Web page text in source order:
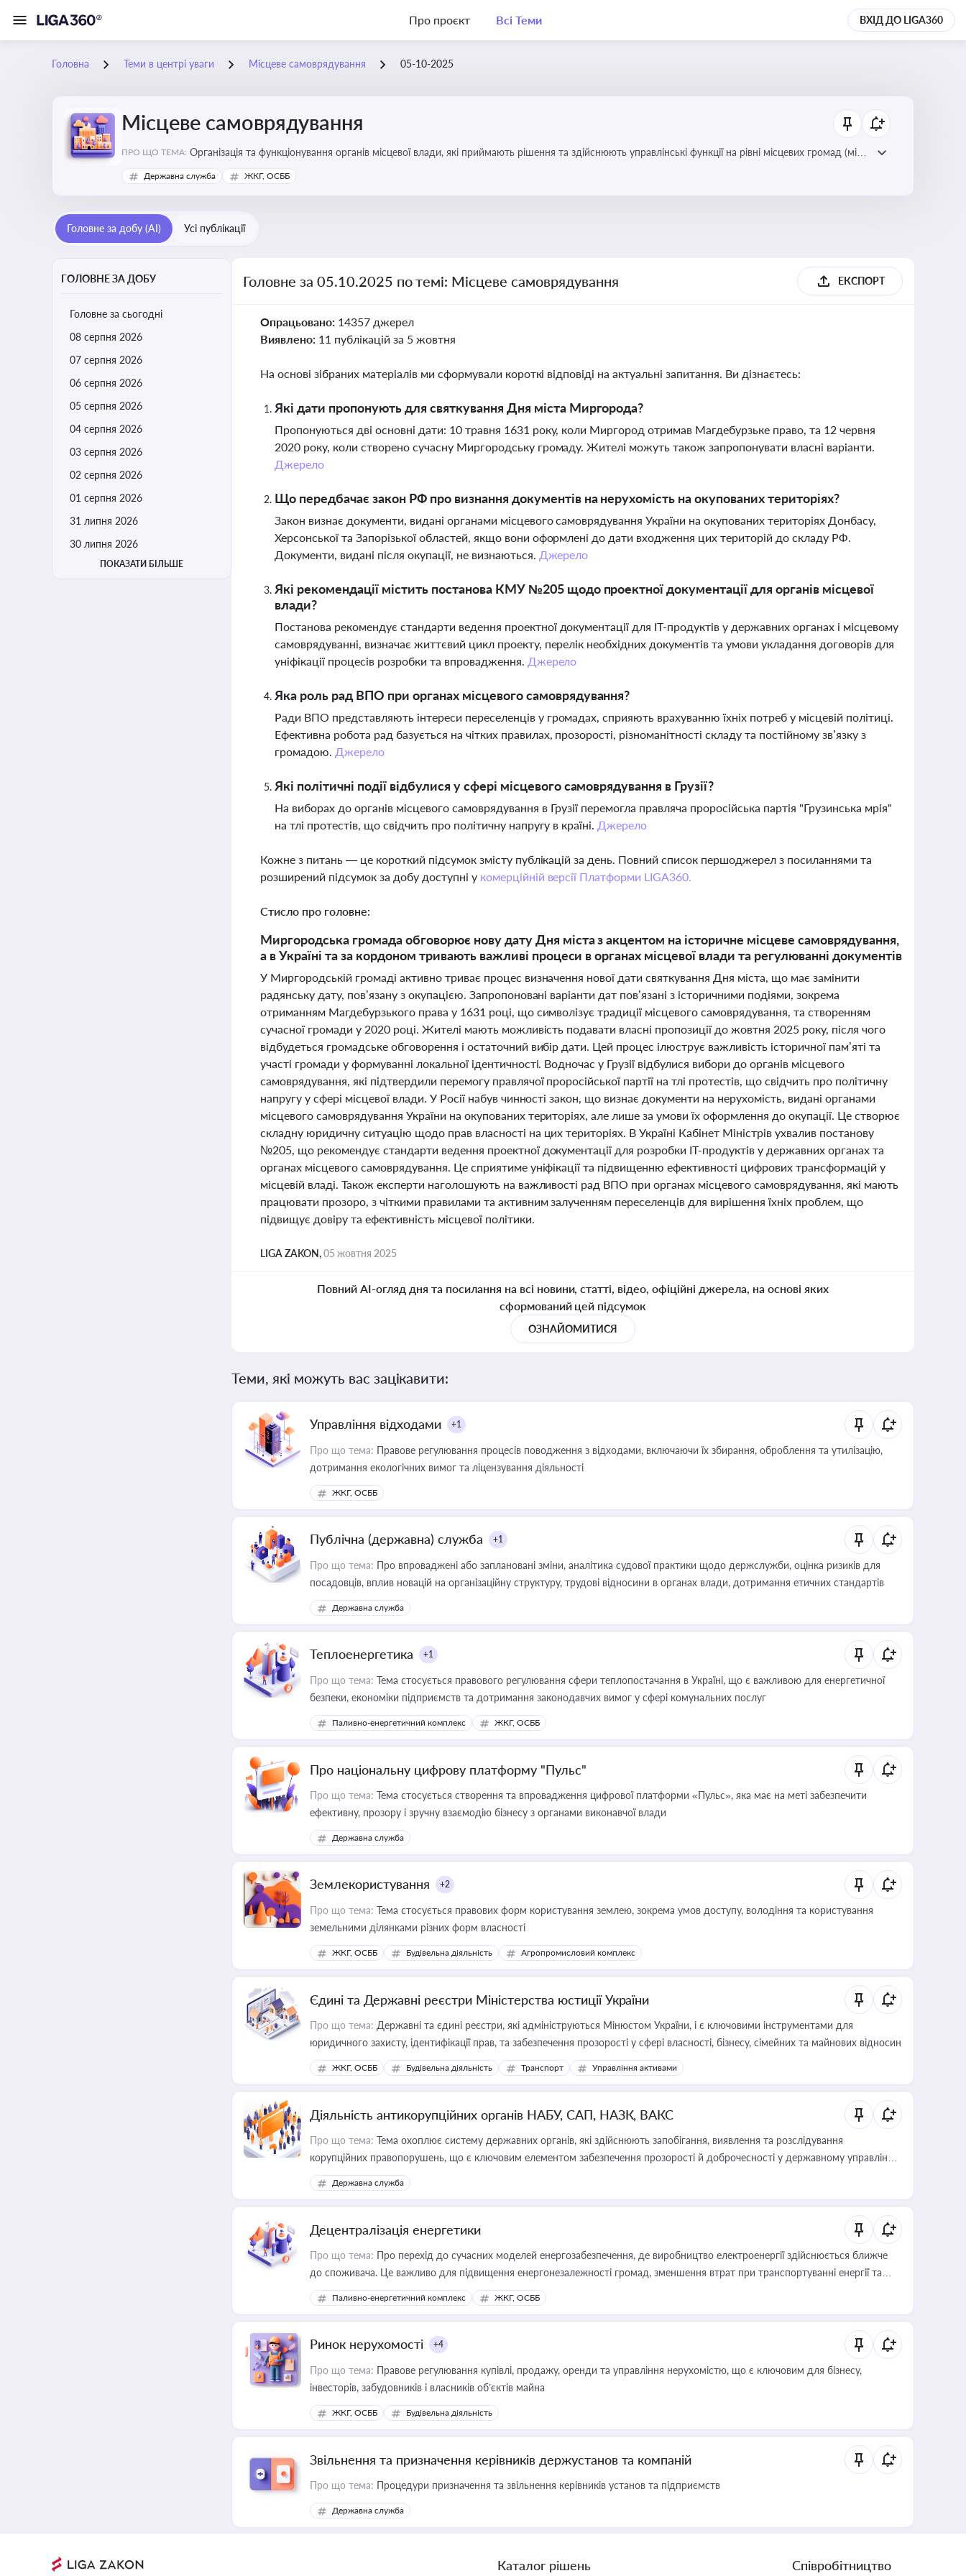
Про проєкт Всі Теми ВХІД ДО LIGA360
Головна Теми в центрі уваги Місцеве самоврядування 05-10-2025
Місцеве самоврядування
ПРО ЩО ТЕМА: Організація та функціонування органів місцевої влади, які приймають рішення та здійснюють управлінські функції на рівні місцевих громад (міст,
сіл, селищ)
Державна служба ЖКГ, ОСББ
Головне за добу (AI) Усі публікації
ГОЛОВНЕ ЗА ДОБУ
Головне за сьогодні
08 серпня 2026
07 серпня 2026
06 серпня 2026
05 серпня 2026
04 серпня 2026
03 серпня 2026
02 серпня 2026
01 серпня 2026
31 липня 2026
30 липня 2026
ПОКАЗАТИ БІЛЬШЕ
Головне за 05.10.2025 по темі: Місцеве самоврядування ЕКСПОРТ
Опрацьовано: 14357 джерел
Виявлено: 11 публікацій за 5 жовтня
На основі зібраних матеріалів ми сформували короткі відповіді на актуальні запитання. Ви дізнаєтесь:
Які дати пропонують для святкування Дня міста Миргорода?
Пропонуються дві основні дати: 10 травня 1631 року, коли Миргород отримав Магдебурзьке право, та 12 червня
2020 року, коли створено сучасну Миргородську громаду. Жителі можуть також запропонувати власні варіанти.
Джерело
Що передбачає закон РФ про визнання документів на нерухомість на окупованих територіях?
Закон визнає документи, видані органами місцевого самоврядування України на окупованих територіях Донбасу,
Херсонської та Запорізької областей, якщо вони оформлені до дати входження цих територій до складу РФ.
Документи, видані після окупації, не визнаються. Джерело
Які рекомендації містить постанова КМУ №205 щодо проектної документації для органів місцевої
влади?
Постанова рекомендує стандарти ведення проектної документації для ІТ-продуктів у державних органах і місцевому
самоврядуванні, визначає життєвий цикл проекту, перелік необхідних документів та умови укладання договорів для
уніфікації процесів розробки та впровадження. Джерело
Яка роль рад ВПО при органах місцевого самоврядування?
Ради ВПО представляють інтереси переселенців у громадах, сприяють врахуванню їхніх потреб у місцевій політиці.
Ефективна робота рад базується на чітких правилах, прозорості, різноманітності складу та постійному зв’язку з
громадою. Джерело
Які політичні події відбулися у сфері місцевого самоврядування в Грузії?
На виборах до органів місцевого самоврядування в Грузії перемогла правляча проросійська партія "Грузинська мрія"
на тлі протестів, що свідчить про політичну напругу в країні. Джерело
Кожне з питань — це короткий підсумок змісту публікацій за день. Повний список першоджерел з посиланнями та
розширений підсумок за добу доступні у комерційній версії Платформи LIGA360.
Стисло про головне:
Миргородська громада обговорює нову дату Дня міста з акцентом на історичне місцеве самоврядування,
а в Україні та за кордоном тривають важливі процеси в органах місцевої влади та регулюванні документів
У Миргородській громаді активно триває процес визначення нової дати святкування Дня міста, що має замінити
радянську дату, пов’язану з окупацією. Запропоновані варіанти дат пов’язані з історичними подіями, зокрема
отриманням Магдебурзького права у 1631 році, що символізує традиції місцевого самоврядування, та створенням
сучасної громади у 2020 році. Жителі мають можливість подавати власні пропозиції до жовтня 2025 року, після чого
відбудеться громадське обговорення і остаточний вибір дати. Цей процес ілюструє важливість історичної пам’яті та
участі громади у формуванні локальної ідентичності. Водночас у Грузії відбулися вибори до органів місцевого
самоврядування, які підтвердили перемогу правлячої проросійської партії на тлі протестів, що свідчить про політичну
напругу у сфері місцевої влади. У Росії набув чинності закон, що визнає документи на нерухомість, видані органами
місцевого самоврядування України на окупованих територіях, але лише за умови їх оформлення до окупації. Це створює
складну юридичну ситуацію щодо прав власності на цих територіях. В Україні Кабінет Міністрів ухвалив постанову
№205, що рекомендує стандарти ведення проектної документації для розробки ІТ-продуктів у державних органах та
органах місцевого самоврядування. Це сприятиме уніфікації та підвищенню ефективності цифрових трансформацій у
місцевій владі. Також експерти наголошують на важливості рад ВПО при органах місцевого самоврядування, які мають
працювати прозоро, з чіткими правилами та активним залученням переселенців для вирішення їхніх проблем, що
підвищує довіру та ефективність місцевої політики.
LIGA ZAKON,05 жовтня 2025
Повний AI-огляд дня та посилання на всі новини, статті, відео, офіційні джерела, на основі яких
сформований цей підсумок
ОЗНАЙОМИТИСЯ
Теми, які можуть вас зацікавити:
Управління відходами +1
Про що тема: Правове регулювання процесів поводження з відходами, включаючи їх збирання, оброблення та утилізацію,
дотримання екологічних вимог та ліцензування діяльності
ЖКГ, ОСББ
Публічна (державна) служба +1
Про що тема: Про впроваджені або заплановані зміни, аналітика судової практики щодо держслужби, оцінка ризиків для
посадовців, вплив новацій на організаційну структуру, трудові відносини в органах влади, дотримання етичних стандартів
Державна служба
Теплоенергетика +1
Про що тема: Тема стосується правового регулювання сфери теплопостачання в Україні, що є важливою для енергетичної
безпеки, економіки підприємств та дотримання законодавчих вимог у сфері комунальних послуг
Паливно-енергетичний комплекс ЖКГ, ОСББ
Про національну цифрову платформу "Пульс"
Про що тема: Тема стосується створення та впровадження цифрової платформи «Пульс», яка має на меті забезпечити
ефективну, прозору і зручну взаємодію бізнесу з органами виконавчої влади
Державна служба
Землекористування +2
Про що тема: Тема стосується правових форм користування землею, зокрема умов доступу, володіння та користування
земельними ділянками різних форм власності
ЖКГ, ОСББ Будівельна діяльність Агропромисловий комплекс
Єдині та Державні реєстри Міністерства юстиції України
Про що тема: Державні та єдині реєстри, які адмініструються Мінюстом України, і є ключовими інструментами для
юридичного захисту, ідентифікації прав, та забезпечення прозорості у сфері власності, бізнесу, сімейних та майнових відносин
ЖКГ, ОСББ Будівельна діяльність Транспорт Управління активами
Діяльність антикорупційних органів НАБУ, САП, НАЗК, ВАКС
Про що тема: Тема охоплює систему державних органів, які здійснюють запобігання, виявлення та розслідування
корупційних правопорушень, що є ключовим елементом забезпечення прозорості й доброчесності у державному управлінні
та бізнесі
Державна служба
Децентралізація енергетики
Про що тема: Про перехід до сучасних моделей енергозабезпечення, де виробництво електроенергії здійснюється ближче
до споживача. Це важливо для підвищення енергонезалежності громад, зменшення втрат при транспортуванні енергії та
стимулювання розвитку відновлюваних джерел
Паливно-енергетичний комплекс ЖКГ, ОСББ
Ринок нерухомості +4
Про що тема: Правове регулювання купівлі, продажу, оренди та управління нерухомістю, що є ключовим для бізнесу,
інвесторів, забудовників і власників об’єктів майна
ЖКГ, ОСББ Будівельна діяльність
Звільнення та призначення керівників держустанов та компаній
Про що тема: Процедури призначення та звільнення керівників установ та підприємств
Державна служба
Каталог рішень Співробітництво